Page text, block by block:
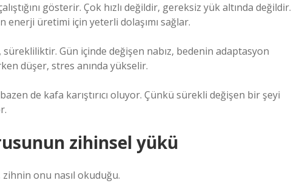
gösterir. Çok hızlı değildir, gereksiz yük altında değildir.
enerji üretimi için yeterli dolaşımı sağlar.
Gün içinde değişen nabız, bedenin adaptasyon
düşer, stres anında yükselir.
de kafa karıştırıcı oluyor. Çünkü sürekli değişen bir şeyi
zihinsel yükü
onu nasıl okuduğu.